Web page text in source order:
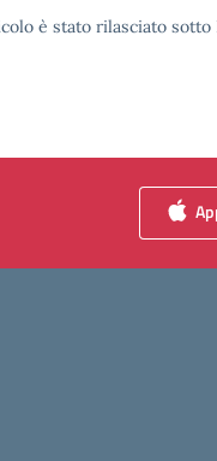
è stato rilasciato